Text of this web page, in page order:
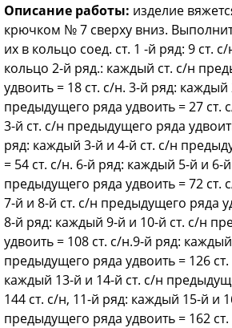
Описание работы: изделие
крючком № 7 сверху вниз.
их в кольцо соед. ст. 1 -й ряд: 9 ст.
кольцо 2-й ряд.: каждый ст. с/н
удвоить = 18 ст. с/н. 3-й ряд: каждый
предыдущего ряда удвоить = 27 ст.
3-й ст. с/н предыдущего ряда
ряд: каждый 3-й и 4-й ст. с/н
= 54 ст. с/н. 6-й ряд: каждый 5-й и 6-
предыдущего ряда удвоить = 72 ст.
7-й и 8-й ст. с/н предыдущего ряда
8-й ряд: каждый 9-й и 10-й ст. с/н
удвоить = 108 ст. с/н.9-й ряд:
предыдущего ряда удвоить = 126
каждый 13-й и 14-й ст. с/н
144 ст. с/н, 11-й ряд: каждый 15-й и
предыдущего ряда удвоить = 162 ст.